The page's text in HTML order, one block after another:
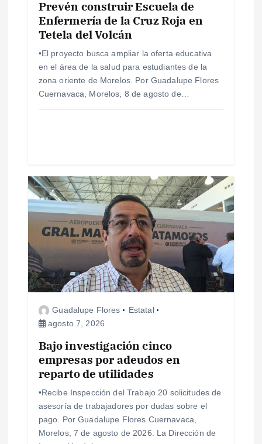
s
Prevén construir Escuela de
Enfermería de la Cruz Roja en
Tetela del Volcán
•El proyecto busca ampliar la oferta educativa
en el área de la salud para estudiantes de la
zona oriente de Morelos. Por Guadalupe Flores
Cuernavaca, Morelos, 8 de agosto de…
Guadalupe Flores
Estatal
agosto 7, 2026
Bajo investigación cinco
empresas por adeudos en
reparto de utilidades
•Recibe Inspección del Trabajo 20 solicitudes de
asesoría de trabajadores por dudas sobre el
pago. Por Guadalupe Flores Cuernavaca,
Morelos, 7 de agosto de 2026. La Dirección de